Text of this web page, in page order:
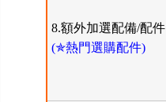
8.額外加選配備/配件
(✯熱門選購配件)